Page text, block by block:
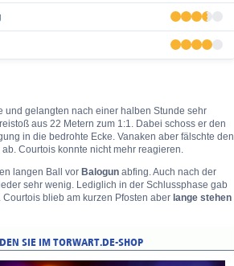
und gelangten nach einer halben Stunde sehr
aus 22 Metern zum 1:1. Dabei schoss er den
in die bedrohte Ecke. Vanaken aber fälschte den
Courtois konnte nicht mehr reagieren.
langen Ball vor Balogun abfing. Auch nach der
sehr wenig. Lediglich in der Schlussphase gab
blieb am kurzen Pfosten aber lange stehen